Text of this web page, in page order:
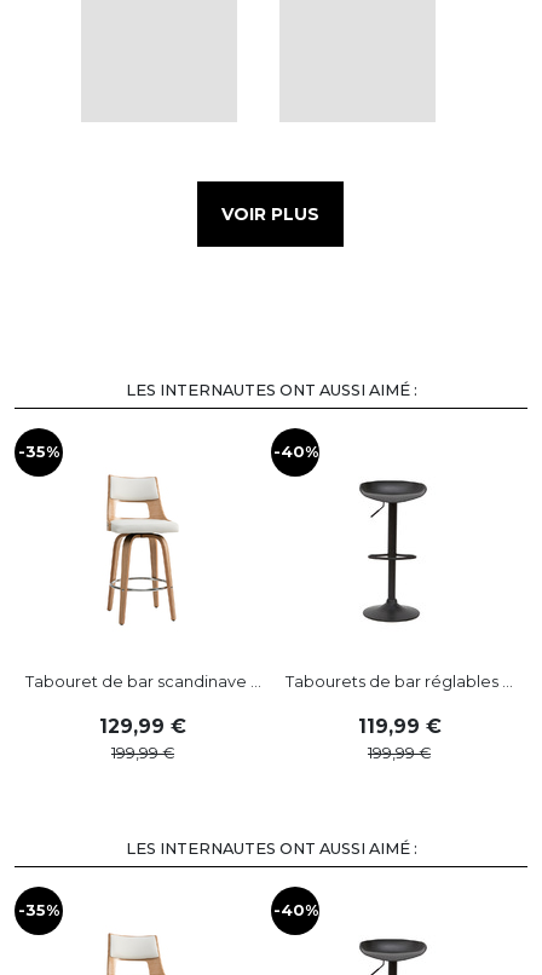
VOIR PLUS
LES INTERNAUTES ONT AUSSI AIMÉ :
-35%
Tabouret de bar scandinave ...
129,99
199,99
-40%
Tabourets de bar réglables ...
119,99
199,99
LES INTERNAUTES ONT AUSSI AIMÉ :
-35% -40%